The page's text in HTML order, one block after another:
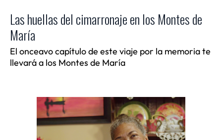
Las huellas del cimarronaje en los Montes de
María
El onceavo capítulo de este viaje por la memoria te
llevará a los Montes de María